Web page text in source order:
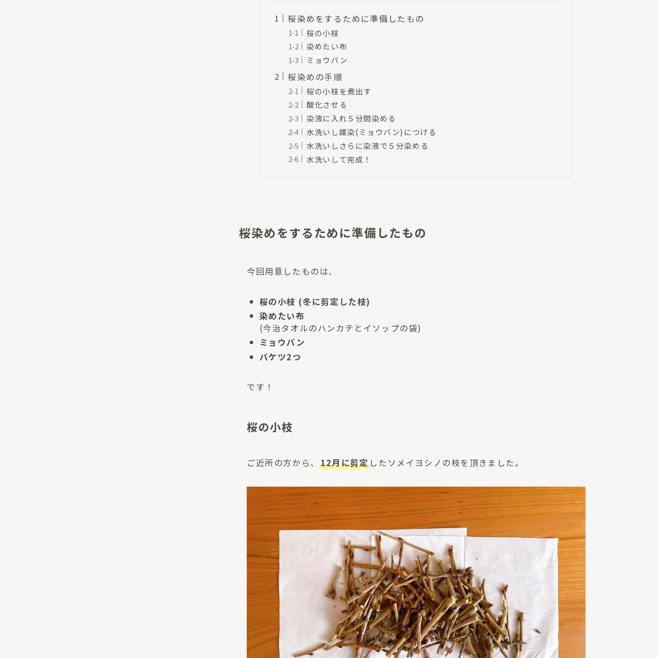
桜染めをするために準備したもの
桜の小枝
染めたい布
ミョウバン
桜染めの手順
桜の小枝を煮出す
酸化させる
染液に入れ５分間染める
水洗いし媒染(ミョウバン)につける
水洗いしさらに染液で５分染める
水洗いして完成！
桜染めをするために準備したもの
今回用意したものは、
桜の小枝 (冬に剪定した枝)
染めたい布
(今治タオルのハンカチとイソップの袋)
ミョウバン
バケツ2つ
です！
桜の小枝
ご近所の方から、 12月に剪定 したソメイヨシノの枝を頂きました。